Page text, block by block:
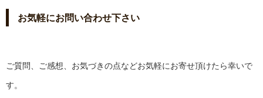
お気軽にお問い合わせ下さい
ご質問、ご感想、お気づきの点などお気軽にお寄せ頂けたら幸いで
す。